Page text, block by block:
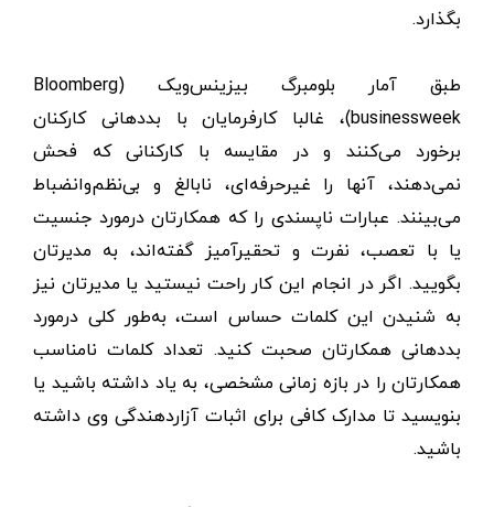
بگذارد.
طبق آمار بلومبرگ بیزینس‌ویک (Bloomberg
businessweek)، غالبا کارفرمایان با بددهانی کارکنان
برخورد می‌کنند و در مقایسه با کارکنانی که فحش
نمی‌دهند، آنها را غیرحرفه‌ای، نابالغ و بی‌نظم‌وانضباط
می‌بینند. عبارات ناپسندی را که همکارتان درمورد جنسیت
یا با تعصب، نفرت و تحقیرآمیز گفته‌اند، به مدیرتان
بگویید. اگر در انجام این کار راحت نیستید یا مدیرتان نیز
به شنیدن این کلمات حساس است، به‌طور کلی درمورد
بددهانی همکارتان صحبت کنید. تعداد کلمات نامناسب
همکارتان را در بازه زمانی مشخصی، به یاد داشته باشید یا
بنویسید تا مدارک کافی برای اثبات آزاردهندگی وی داشته
باشید.